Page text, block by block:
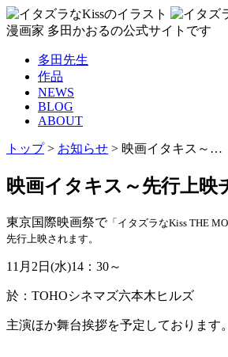
漫画家 多田かおるの公式サイトです
多田先生
作品
NEWS
BLOG
ABOUT
トップ> お知らせ > 映画イタキス～…
映画イタキス～先行上映
東京国際映画祭で「イタズラなKiss THE
先行上映されます。
11月2日(水)14：30～
於：TOHOシネマズ六本木ヒルズ
主演ほか舞台挨拶を予定しております。